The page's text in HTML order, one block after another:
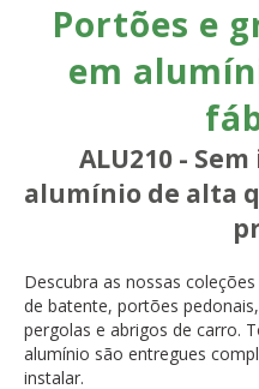
Portões e
em
ALU210 -
alumínio de alta
Descubra as nossas
de batente, portões
pergolas e abrigos de carro.
alumínio são entregues
instalar.